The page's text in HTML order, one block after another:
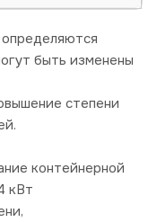
быть изменены
степени
контейнерной
кВт